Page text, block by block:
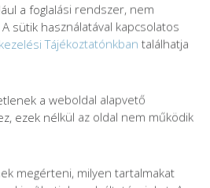
tájékoztató
tájékoztató
Impresszum
a foglalási rendszer, nem
sütik használatával kapcsolatos
Tájékoztatónkban találhatja
a weboldal alapvető
ezek nélkül az oldal nem működik
megérteni, milyen tartalmakat